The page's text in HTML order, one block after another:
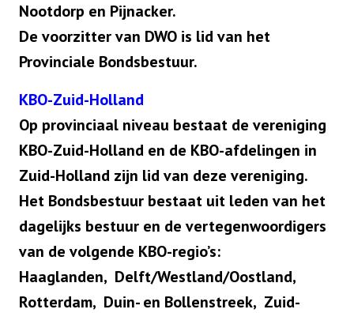
Nootdorp en Pijnacker.
De voorzitter van DWO is lid van het
Provinciale Bondsbestuur.
KBO-Zuid-Holland
Op provinciaal niveau bestaat de vereniging
KBO-Zuid-Holland en de KBO-afdelingen in
Zuid-Holland zijn lid van deze vereniging.
Het Bondsbestuur bestaat uit leden van het
dagelijks bestuur en de vertegenwoordigers
van de volgende KBO-regio’s:
Haaglanden, Delft/Westland/Oostland,
Rotterdam, Duin- en Bollenstreek, Zuid-